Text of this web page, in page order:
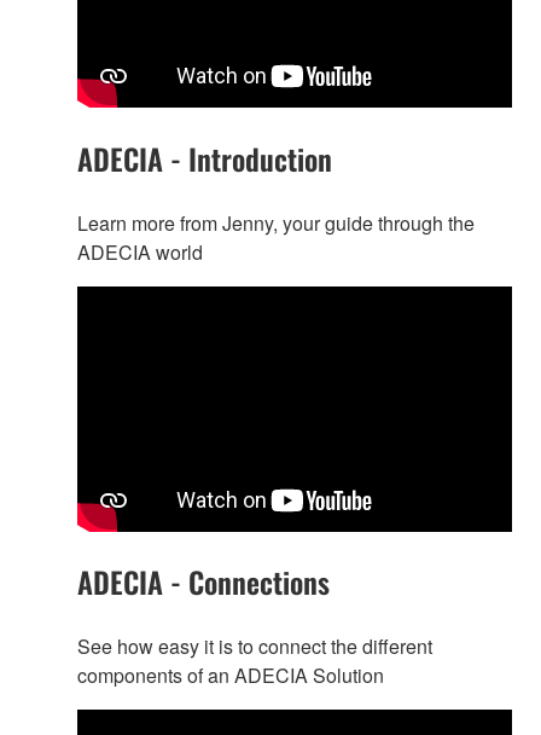
ADECIA - Introduction
Learn more from Jenny, your guide through the
ADECIA world
ADECIA - Connections
See how easy it is to connect the different
components of an ADECIA Solution